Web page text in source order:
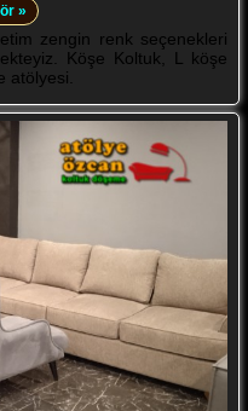
»
zengin renk seçenekleri
Köşe Koltuk, L köşe
atölyesi.